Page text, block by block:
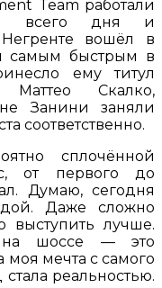
Team работали
всего дня и
вошёл в
самым быстрым в
ему титул
Маттео Скалко,
Занини заняли
соответственно.
сплочённой
от первого до
Думаю, сегодня
Даже сложно
выступить лучше.
на шоссе — это
моя мечта с самого
реальностью.